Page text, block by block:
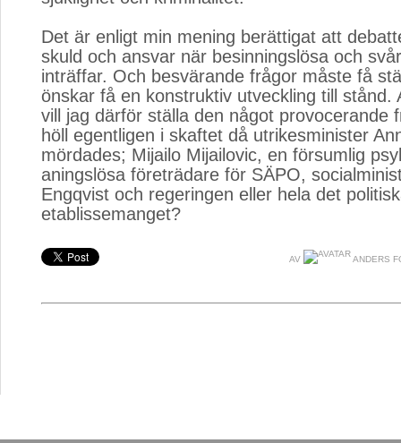
Det är enligt min mening berättigat att
skuld och ansvar när besinningslösa och
inträffar. Och besvärande frågor måste få
önskar få en konstruktiv utveckling till stånd.
vill jag därför ställa den något provocerande
höll egentligen i skaftet då utrikesminister
mördades; Mijailo Mijailovic, en försumlig
aningslösa företrädare för SÄPO,
Engqvist och regeringen eller hela det
etablissemanget?
AV ANDERS